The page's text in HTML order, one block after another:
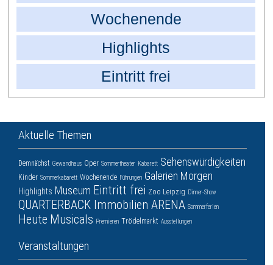
Wochenende
Highlights
Eintritt frei
Aktuelle Themen
Demnächst Gewandhaus Oper Sommertheater Kabarett Sehenswürdigkeiten
Kinder Sommerkabarett Wochenende Führungen Galerien Morgen
Highlights Museum Eintritt frei Zoo Leipzig Dinner-Show
QUARTERBACK Immobilien ARENA Sommerferien
Heute Musicals Premieren Trödelmarkt Ausstellungen
Veranstaltungen